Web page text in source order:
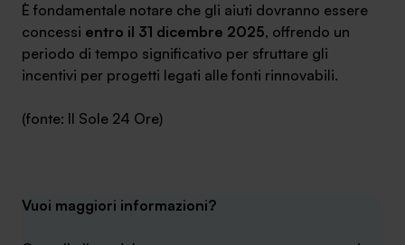
È fondamentale notare che gli aiuti dovranno essere
concessi entro il 31 dicembre 2025, offrendo un
periodo di tempo significativo per sfruttare gli
incentivi per progetti legati alle fonti rinnovabili.
(fonte: Il Sole 24 Ore)
Vuoi maggiori informazioni?